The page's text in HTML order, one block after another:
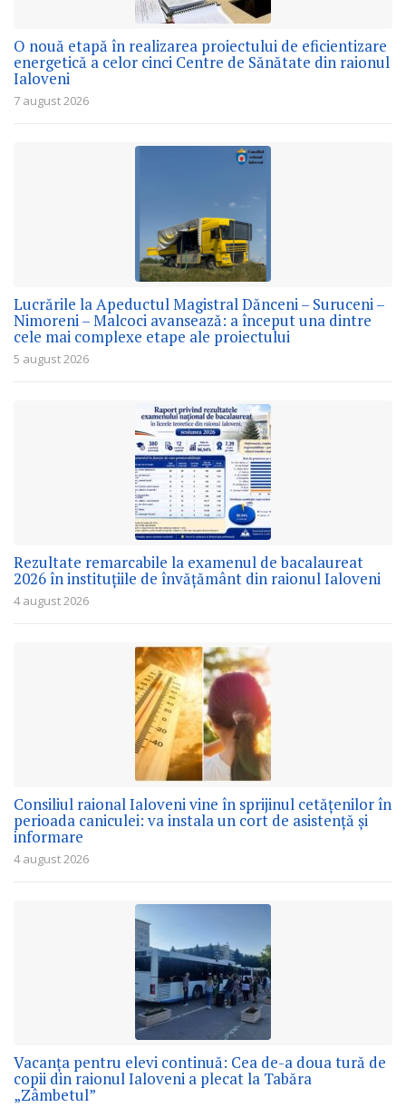
O nouă etapă în realizarea proiectului de eficientizare
energetică a celor cinci Centre de Sănătate din raionul
Ialoveni
7 august 2026
Lucrările la Apeductul Magistral Dănceni – Suruceni –
Nimoreni – Malcoci avansează: a început una dintre
cele mai complexe etape ale proiectului
5 august 2026
Rezultate remarcabile la examenul de bacalaureat
2026 în instituțiile de învățământ din raionul Ialoveni
4 august 2026
Consiliul raional Ialoveni vine în sprijinul cetățenilor în
perioada caniculei: va instala un cort de asistență și
informare
4 august 2026
Vacanța pentru elevi continuă: Cea de-a doua tură de
copii din raionul Ialoveni a plecat la Tabăra
„Zâmbetul”